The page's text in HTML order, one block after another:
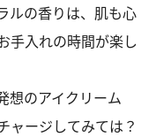
ルの香りは、肌も心
手入れの時間が楽し
想のアイクリーム
ャージしてみては？